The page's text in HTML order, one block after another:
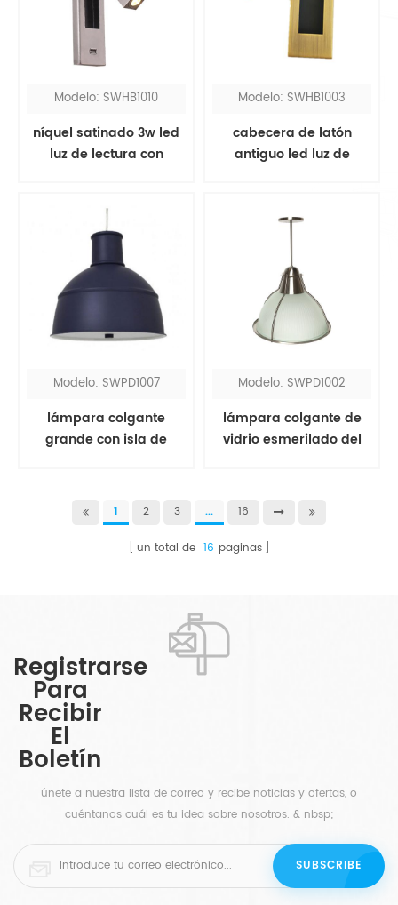
Modelo: SWHB1010
níquel satinado 3w led
luz de lectura con
Modelo: SWHB1003
cabecera de latón
antiguo led luz de
Modelo: SWPD1007
lámpara colgante
grande con isla de
Modelo: SWPD1002
lámpara colgante de
vidrio esmerilado del
1 2 3 ... 16
un total de 16 paginas
Registrarse
Para
Recibir
El
Boletín
únete a nuestra lista de correo y recibe noticias y ofertas, o
cuéntanos cuál es tu idea sobre nosotros. & nbsp;